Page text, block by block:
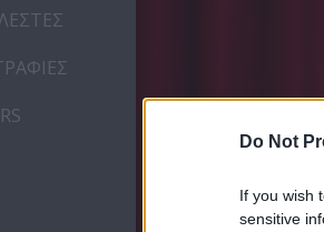
Do Not
If you wish
sensitive